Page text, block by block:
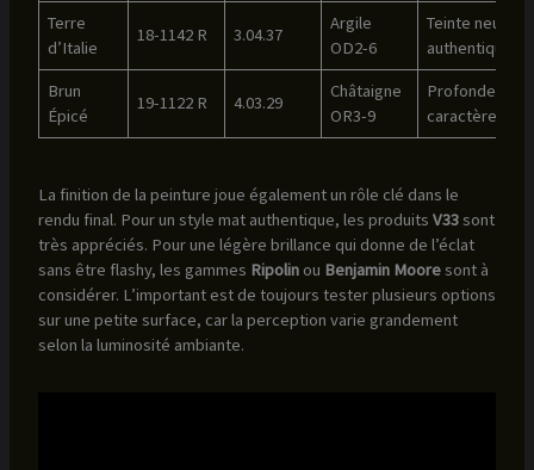
Terre
d’Italie
18-1142 R 3.04.37
Argile
OD2-6
Teinte neutre
authentique
Brun
Épicé
19-1122 R 4.03.29
Châtaigne
OR3-9
Profondeur et
caractère
La finition de la peinture joue également un rôle clé dans le
rendu final. Pour un style mat authentique, les produits V33sont
très appréciés. Pour une légère brillance qui donne de l’éclat
sans être flashy, les gammes Ripolinou Benjamin Mooresont à
considérer. L’important est de toujours tester plusieurs options
sur une petite surface, car la perception varie grandement
selon la luminosité ambiante.